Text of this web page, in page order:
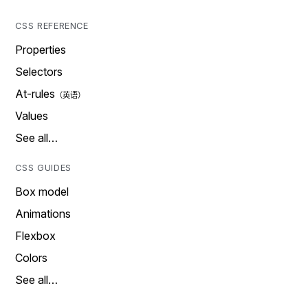
CSS REFERENCE
Properties
Selectors
At-rules
Values
See all…
CSS GUIDES
Box model
Animations
Flexbox
Colors
See all…